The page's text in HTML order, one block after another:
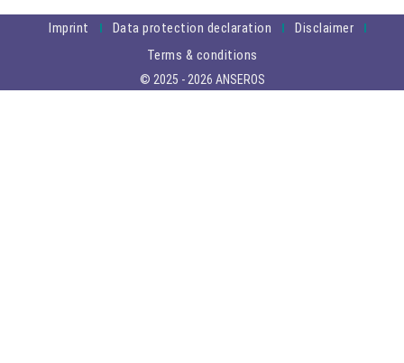
Imprint Data protection declaration
Disclaimer
Terms & conditions
© 2025 - 2026 ANSEROS